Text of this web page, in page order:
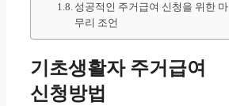
성공적인 주거급여 신청을 위한 마
무리 조언
기초생활자 주거급여
신청방법